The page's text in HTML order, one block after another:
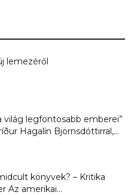
lemezéről
világ legfontosabb emberei”
Hagalín Björnsdóttirral,...
könyvek? – Kritika
Az amerikai...